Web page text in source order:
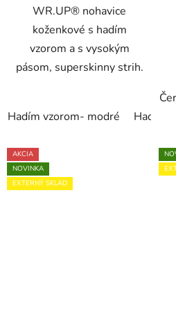
WR.UP® nohavice
koženkové s hadím
vzorom a s vysokým
pásom, superskinny strih.
Hadím vzorom- modré Hadím
AKCIA
NOVINKA
EXTERNÝ SKLAD